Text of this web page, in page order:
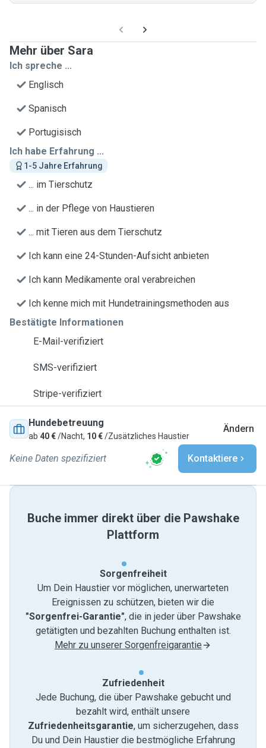
Mehr über Sara
Ich spreche ...
Englisch
Spanisch
Portugisisch
Ich habe Erfahrung ...
1-5 Jahre Erfahrung
... im Tierschutz
... in der Pflege von Haustieren
... mit Tieren aus dem Tierschutz
Ich kann eine 24-Stunden-Aufsicht anbieten
Ich kann Medikamente oral verabreichen
Ich kenne mich mit Hundetrainingsmethoden aus
Bestätigte Informationen
E-Mail-verifiziert
SMS-verifiziert
Stripe-verifiziert
Hundebetreuung
ab 40 €/Nacht, 10 €/Zusätzliches Haustier
Ändern
Keine Daten spezifiziert Kontaktiere
Buche immer direkt über die Pawshake
Plattform
Sorgenfreiheit
Um Dein Haustier vor möglichen, unerwarteten
Ereignissen zu schützen, bieten wir die
"Sorgenfrei-Garantie", die in jeder über Pawshake
getätigten und bezahlten Buchung enthalten ist.
Mehr zu unserer Sorgenfreigarantie
Zufriedenheit
Jede Buchung, die über Pawshake gebucht und
bezahlt wird, enthält unsere
Zufriedenheitsgarantie, um sicherzugehen, dass
Du und Dein Haustier die bestmögliche Erfahrung